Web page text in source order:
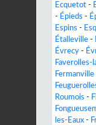
Ecquetot -
- Épieds -
Espins -
Étalleville -
Évrecy -
Faverolles-
Fermanville
Roumois -
les-Eaux -